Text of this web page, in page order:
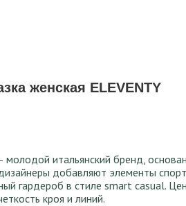
женская ELEVENTY
молодой итальянский бренд,
добавляют элементы
гардероб в стиле smart casual.
кроя и линий.